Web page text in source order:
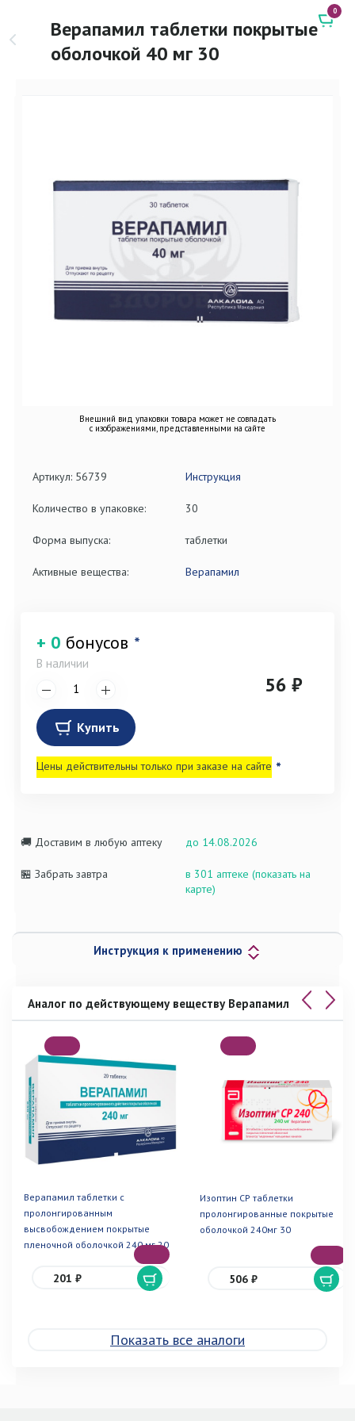
Верапамил таблетки покрытые
оболочкой 40 мг 30
0
Внешний вид упаковки товара может не совпадать
с изображениями, представленными на сайте
Артикул: 56739 Инструкция
Количество в упаковке: 30
Форма выпуска: таблетки
Активные вещества: Верапамил
+ 0 бонусов *
В наличии
56 ₽
Купить
Цены действительны только при заказе на сайте *
🚚 Доставим в любую аптеку до 14.08.2026
🏪 Забрать завтра
в 301 аптеке (показать на
карте)
Инструкция к применению
Аналог по действующему веществу Верапамил
Верапамил таблетки с
пролонгированным
высвобождением покрытые
пленочной оболочкой 240 мг 20
201 ₽
Изоптин СР таблетки
пролонгированные покрытые
оболочкой 240мг 30
506 ₽
Показать все аналоги